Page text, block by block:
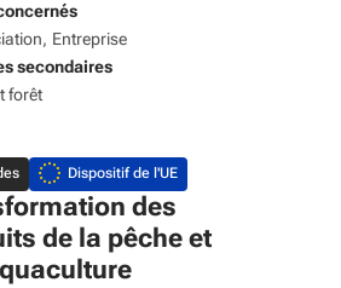
Entreprise
secondaires
forêt
Dispositif de l'UE
des
de la pêche et